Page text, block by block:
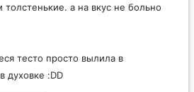
а на вкус не больно
тесто просто вылила в
духовке :DD